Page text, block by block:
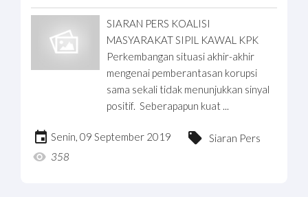
SIARAN PERS KOALISI
MASYARAKAT SIPIL KAWAL KPK
Perkembangan situasi akhir-akhir
mengenai pemberantasan korupsi
sama sekali tidak menunjukkan sinyal
positif. Seberapapun kuat ...
Senin, 09 September 2019
Siaran Pers
358